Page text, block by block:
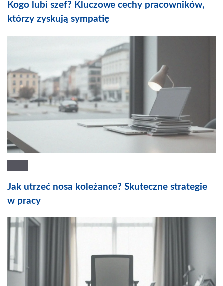
Kogo lubi szef? Kluczowe cechy pracowników,
którzy zyskują sympatię
Jak utrzeć nosa koleżance? Skuteczne strategie
w pracy